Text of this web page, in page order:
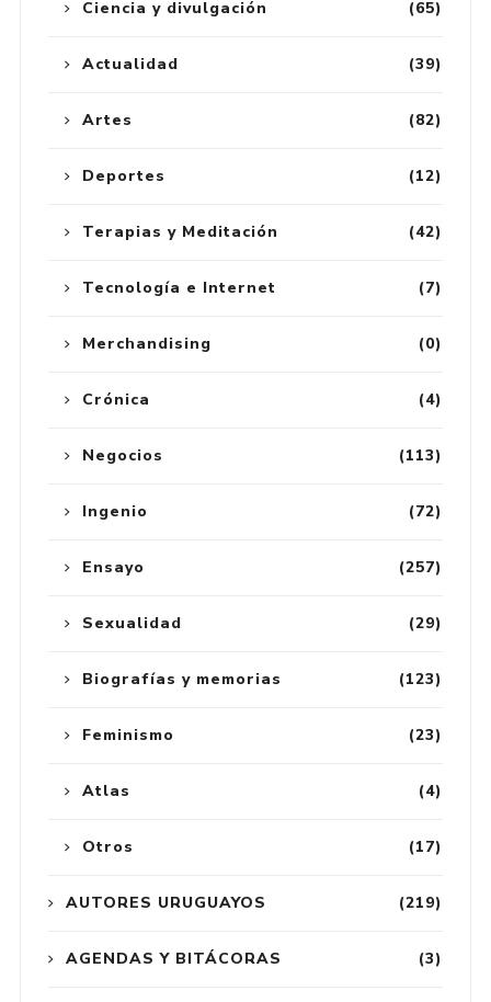
(65)
Ciencia y divulgación
(39)
Actualidad
(82)
Artes
(12)
Deportes
(42)
Terapias y Meditación
(7)
Tecnología e Internet
(0)
Merchandising
(4)
Crónica
(113)
Negocios
(72)
Ingenio
(257)
Ensayo
(29)
Sexualidad
(123)
Biografías y memorias
(23)
Feminismo
(4)
Atlas
(17)
Otros
(219)
AUTORES URUGUAYOS
(3)
AGENDAS Y BITÁCORAS